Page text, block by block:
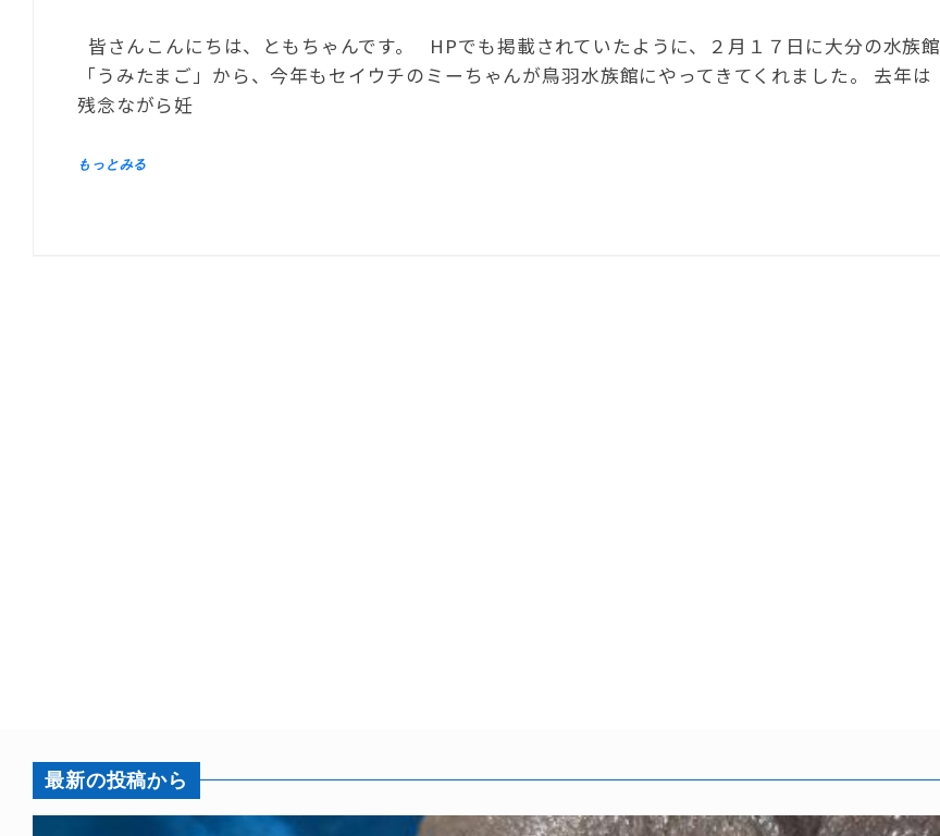
皆さんこんにちは、ともちゃんです。 HPでも掲載されていたように、２月１７日に大分の水族館
「うみたまご」から、今年もセイウチのミーちゃんが鳥羽水族館にやってきてくれました。 去年は
残念ながら妊
最新の投稿から